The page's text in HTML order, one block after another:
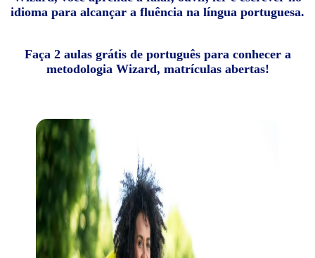
idioma para alcançar a fluência na língua portuguesa.
Faça 2 aulas grátis de português para conhecer a
metodologia Wizard, matrículas abertas!